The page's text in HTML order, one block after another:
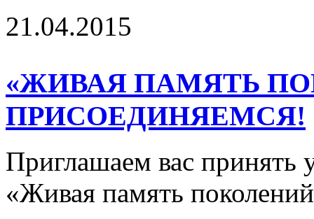
21.04.2015
«ЖИВАЯ ПАМЯТЬ
ПРИСОЕДИНЯЕМСЯ!
Приглашаем вас принять
«Живая память